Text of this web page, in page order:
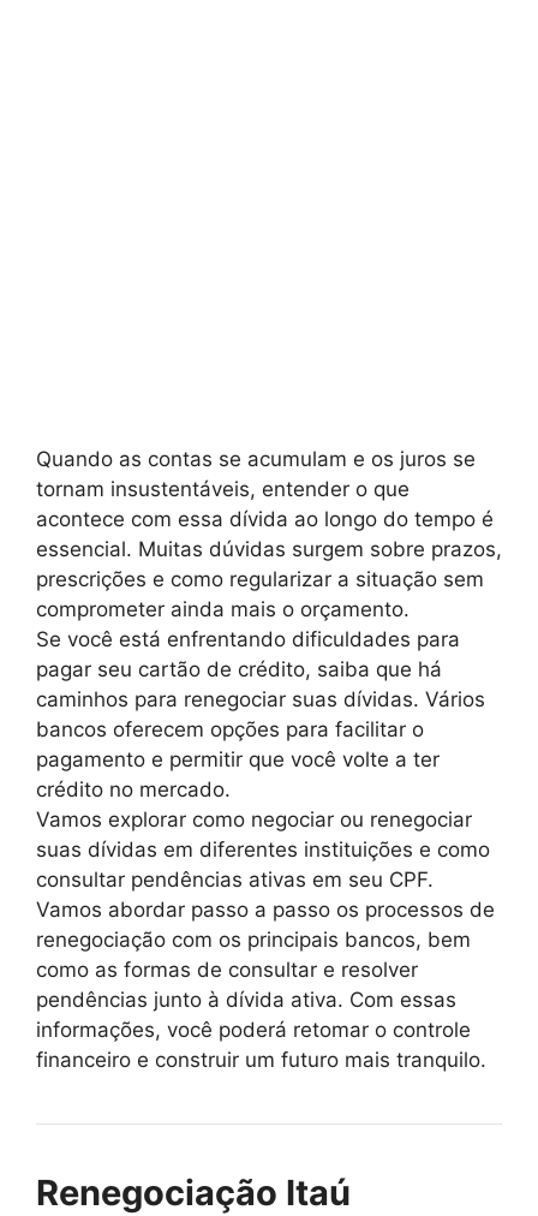
Quando as contas se acumulam e os juros se
tornam insustentáveis, entender o que
acontece com essa dívida ao longo do tempo é
essencial. Muitas dúvidas surgem sobre prazos,
prescrições e como regularizar a situação sem
comprometer ainda mais o orçamento.
Se você está enfrentando dificuldades para
pagar seu cartão de crédito, saiba que há
caminhos para renegociar suas dívidas. Vários
bancos oferecem opções para facilitar o
pagamento e permitir que você volte a ter
crédito no mercado.
Vamos explorar como negociar ou renegociar
suas dívidas em diferentes instituições e como
consultar pendências ativas em seu CPF.
Vamos abordar passo a passo os processos de
renegociação com os principais bancos, bem
como as formas de consultar e resolver
pendências junto à dívida ativa. Com essas
informações, você poderá retomar o controle
financeiro e construir um futuro mais tranquilo.
Renegociação Itaú